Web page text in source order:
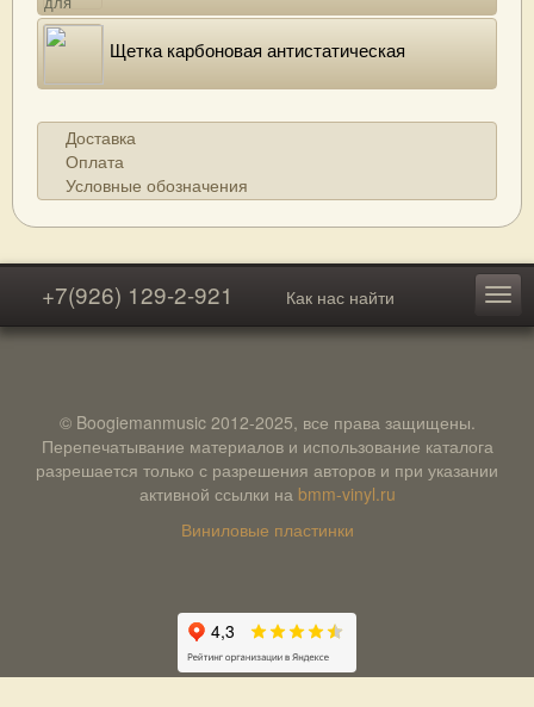
Щетка карбоновая антистатическая
Доставка
Оплата
Условные обозначения
+7(926) 129-2-921 Как нас найти
© Boogiemanmusic 2012-2025, все права защищены.
Перепечатывание материалов и использование каталога
разрешается только с разрешения авторов и при указании
активной ссылки на bmm-vinyl.ru
Виниловые пластинки